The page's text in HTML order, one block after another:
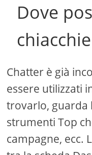
Dove
Chatter è già
essere utilizzati
trovarlo, guarda
strumenti Top
campagne, ecc.